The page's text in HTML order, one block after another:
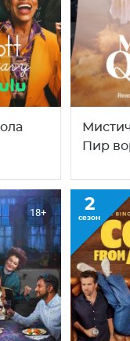
Пир
18+ 2
сезон